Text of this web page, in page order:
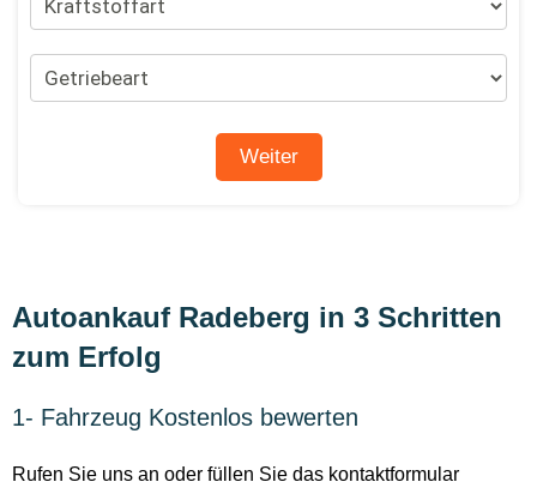
Autoankauf Radeberg in 3 Schritten
zum Erfolg
1- Fahrzeug Kostenlos bewerten
Rufen Sie uns an oder füllen Sie das kontaktformular